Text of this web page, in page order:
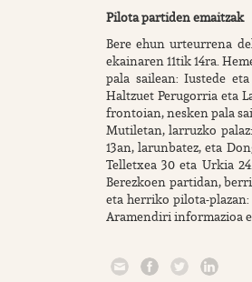
Pilota partiden emaitzak
Bere ehun urteurrena
ekainaren 11tik 14ra.
pala sailean: Iustede
Haltzuet Perugorria eta
frontoian, nesken pala
Mutiletan, larruzko palaz:
13an, larunbatez, eta
Telletxea 30 eta Urkia
Berezkoen partidan,
eta herriko pilota-
Aramendiri informazioa